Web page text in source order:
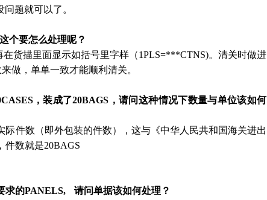
题就可以了。
个要怎么处理呢？
货描里面显示如括号里字样（1PLS=***CTNS)。清关时做进
做，单单一致才能顺利清关。
，装成了20BAGS，请问这种情况下数量与单位该如何
件数（即外包装的件数），这与《中华人民共和国海关进出
件数就是20BAGS
的PANELS, 请问单据该如何处理？